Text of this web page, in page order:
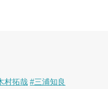
村拓哉 #三浦知良